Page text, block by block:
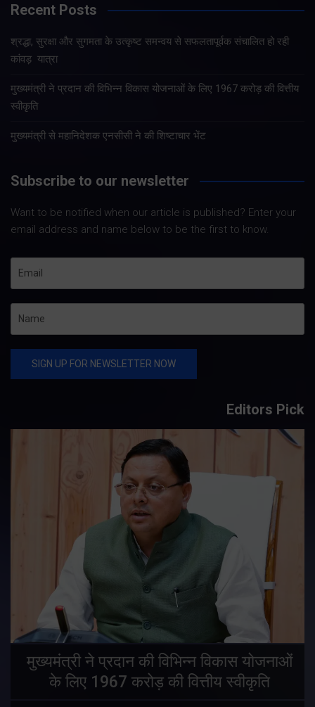
Recent Posts
श्रद्धा, सुरक्षा और सुगमता के उत्कृष्ट समन्वय से सफलतापूर्वक संचालित हो रही
कांवड़ यात्रा
मुख्यमंत्री ने प्रदान की विभिन्न विकास योजनाओं के लिए 1967 करोड़ की वित्तीय
स्वीकृति
मुख्यमंत्री से महानिदेशक एनसीसी ने की शिष्टाचार भेंट
Subscribe to our newsletter
Want to be notified when our article is published? Enter your
email address and name below to be the first to know.
Editors Pick
मुख्यमंत्री ने प्रदान की विभिन्न विकास योजनाओं
के लिए 1967 करोड़ की वित्तीय स्वीकृति